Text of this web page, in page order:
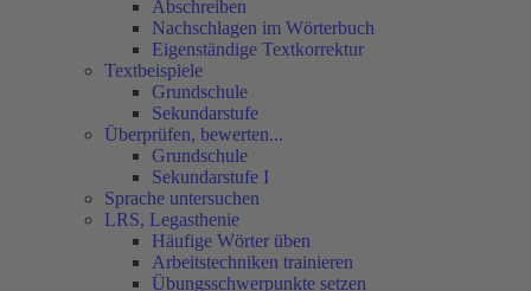
Abschreiben
Nachschlagen im Wörterbuch
Eigenständige Textkorrektur
Textbeispiele
Grundschule
Sekundarstufe
Überprüfen, bewerten...
Grundschule
Sekundarstufe I
Sprache untersuchen
LRS, Legasthenie
Häufige Wörter üben
Arbeitstechniken trainieren
Übungsschwerpunkte setzen